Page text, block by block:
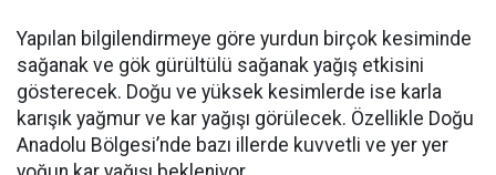
Yapılan bilgilendirmeye göre yurdun birçok kesiminde
sağanak ve gök gürültülü sağanak yağış etkisini
gösterecek. Doğu ve yüksek kesimlerde ise karla
karışık yağmur ve kar yağışı görülecek. Özellikle Doğu
Anadolu Bölgesi’nde bazı illerde kuvvetli ve yer yer